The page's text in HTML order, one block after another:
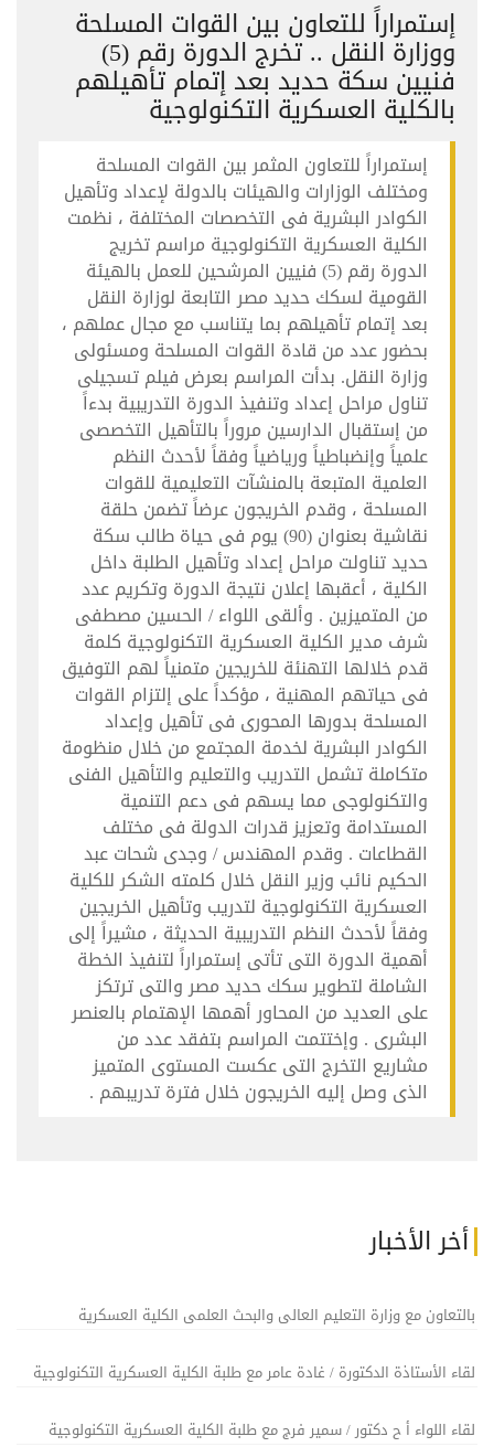
إستمراراً للتعاون بين القوات المسلحة
ووزارة النقل .. تخرج الدورة رقم (5)
فنيين سكة حديد بعد إتمام تأهيلهم
بالكلية العسكرية التكنولوجية
إستمراراً للتعاون المثمر بين القوات المسلحة
ومختلف الوزارات والهيئات بالدولة لإعداد وتأهيل
الكوادر البشرية فى التخصصات المختلفة ، نظمت
الكلية العسكرية التكنولوجية مراسم تخريج
الدورة رقم (5) فنيين المرشحين للعمل بالهيئة
القومية لسكك حديد مصر التابعة لوزارة النقل
بعد إتمام تأهيلهم بما يتناسب مع مجال عملهم ،
بحضور عدد من قادة القوات المسلحة ومسئولى
وزارة النقل. بدأت المراسم بعرض فيلم تسجيلى
تناول مراحل إعداد وتنفيذ الدورة التدريبية بدءاً
من إستقبال الدارسين مروراً بالتأهيل التخصصى
علمياً وإنضباطياً ورياضياً وفقاً لأحدث النظم
العلمية المتبعة بالمنشآت التعليمية للقوات
المسلحة ، وقدم الخريجون عرضاً تضمن حلقة
نقاشية بعنوان (90) يوم فى حياة طالب سكة
حديد تناولت مراحل إعداد وتأهيل الطلبة داخل
الكلية ، أعقبها إعلان نتيجة الدورة وتكريم عدد
من المتميزين . وألقى اللواء / الحسين مصطفى
شرف مدير الكلية العسكرية التكنولوجية كلمة
قدم خلالها التهنئة للخريجين متمنياً لهم التوفيق
فى حياتهم المهنية ، مؤكداً على إلتزام القوات
المسلحة بدورها المحورى فى تأهيل وإعداد
الكوادر البشرية لخدمة المجتمع من خلال منظومة
متكاملة تشمل التدريب والتعليم والتأهيل الفنى
والتكنولوجى مما يسهم فى دعم التنمية
المستدامة وتعزيز قدرات الدولة فى مختلف
القطاعات . وقدم المهندس / وجدى شحات عبد
الحكيم نائب وزير النقل خلال كلمته الشكر للكلية
العسكرية التكنولوجية لتدريب وتأهيل الخريجين
وفقاً لأحدث النظم التدريبية الحديثة ، مشيراً إلى
أهمية الدورة التى تأتى إستمراراً لتنفيذ الخطة
الشاملة لتطوير سكك حديد مصر والتى ترتكز
على العديد من المحاور أهمها الإهتمام بالعنصر
البشرى . وإختتمت المراسم بتفقد عدد من
مشاريع التخرج التى عكست المستوى المتميز
الذى وصل إليه الخريجون خلال فترة تدريبهم .
أخر الأخبار
بالتعاون مع وزارة التعليم العالى والبحث العلمى الكلية العسكرية
التكنولوجى
لقاء الأستاذة الدكتورة / غادة عامر مع طلبة الكلية العسكرية التكنولوجية
لقاء اللواء أ ح دكتور / سمير فرج مع طلبة الكلية العسكرية التكنولوجية